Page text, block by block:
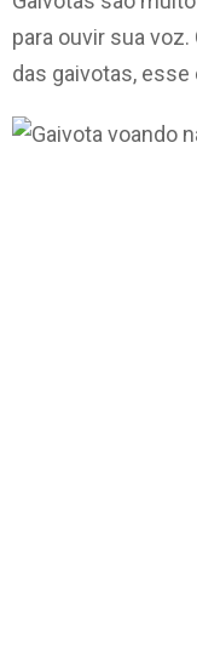
para ouvir sua
das gaivotas, esse